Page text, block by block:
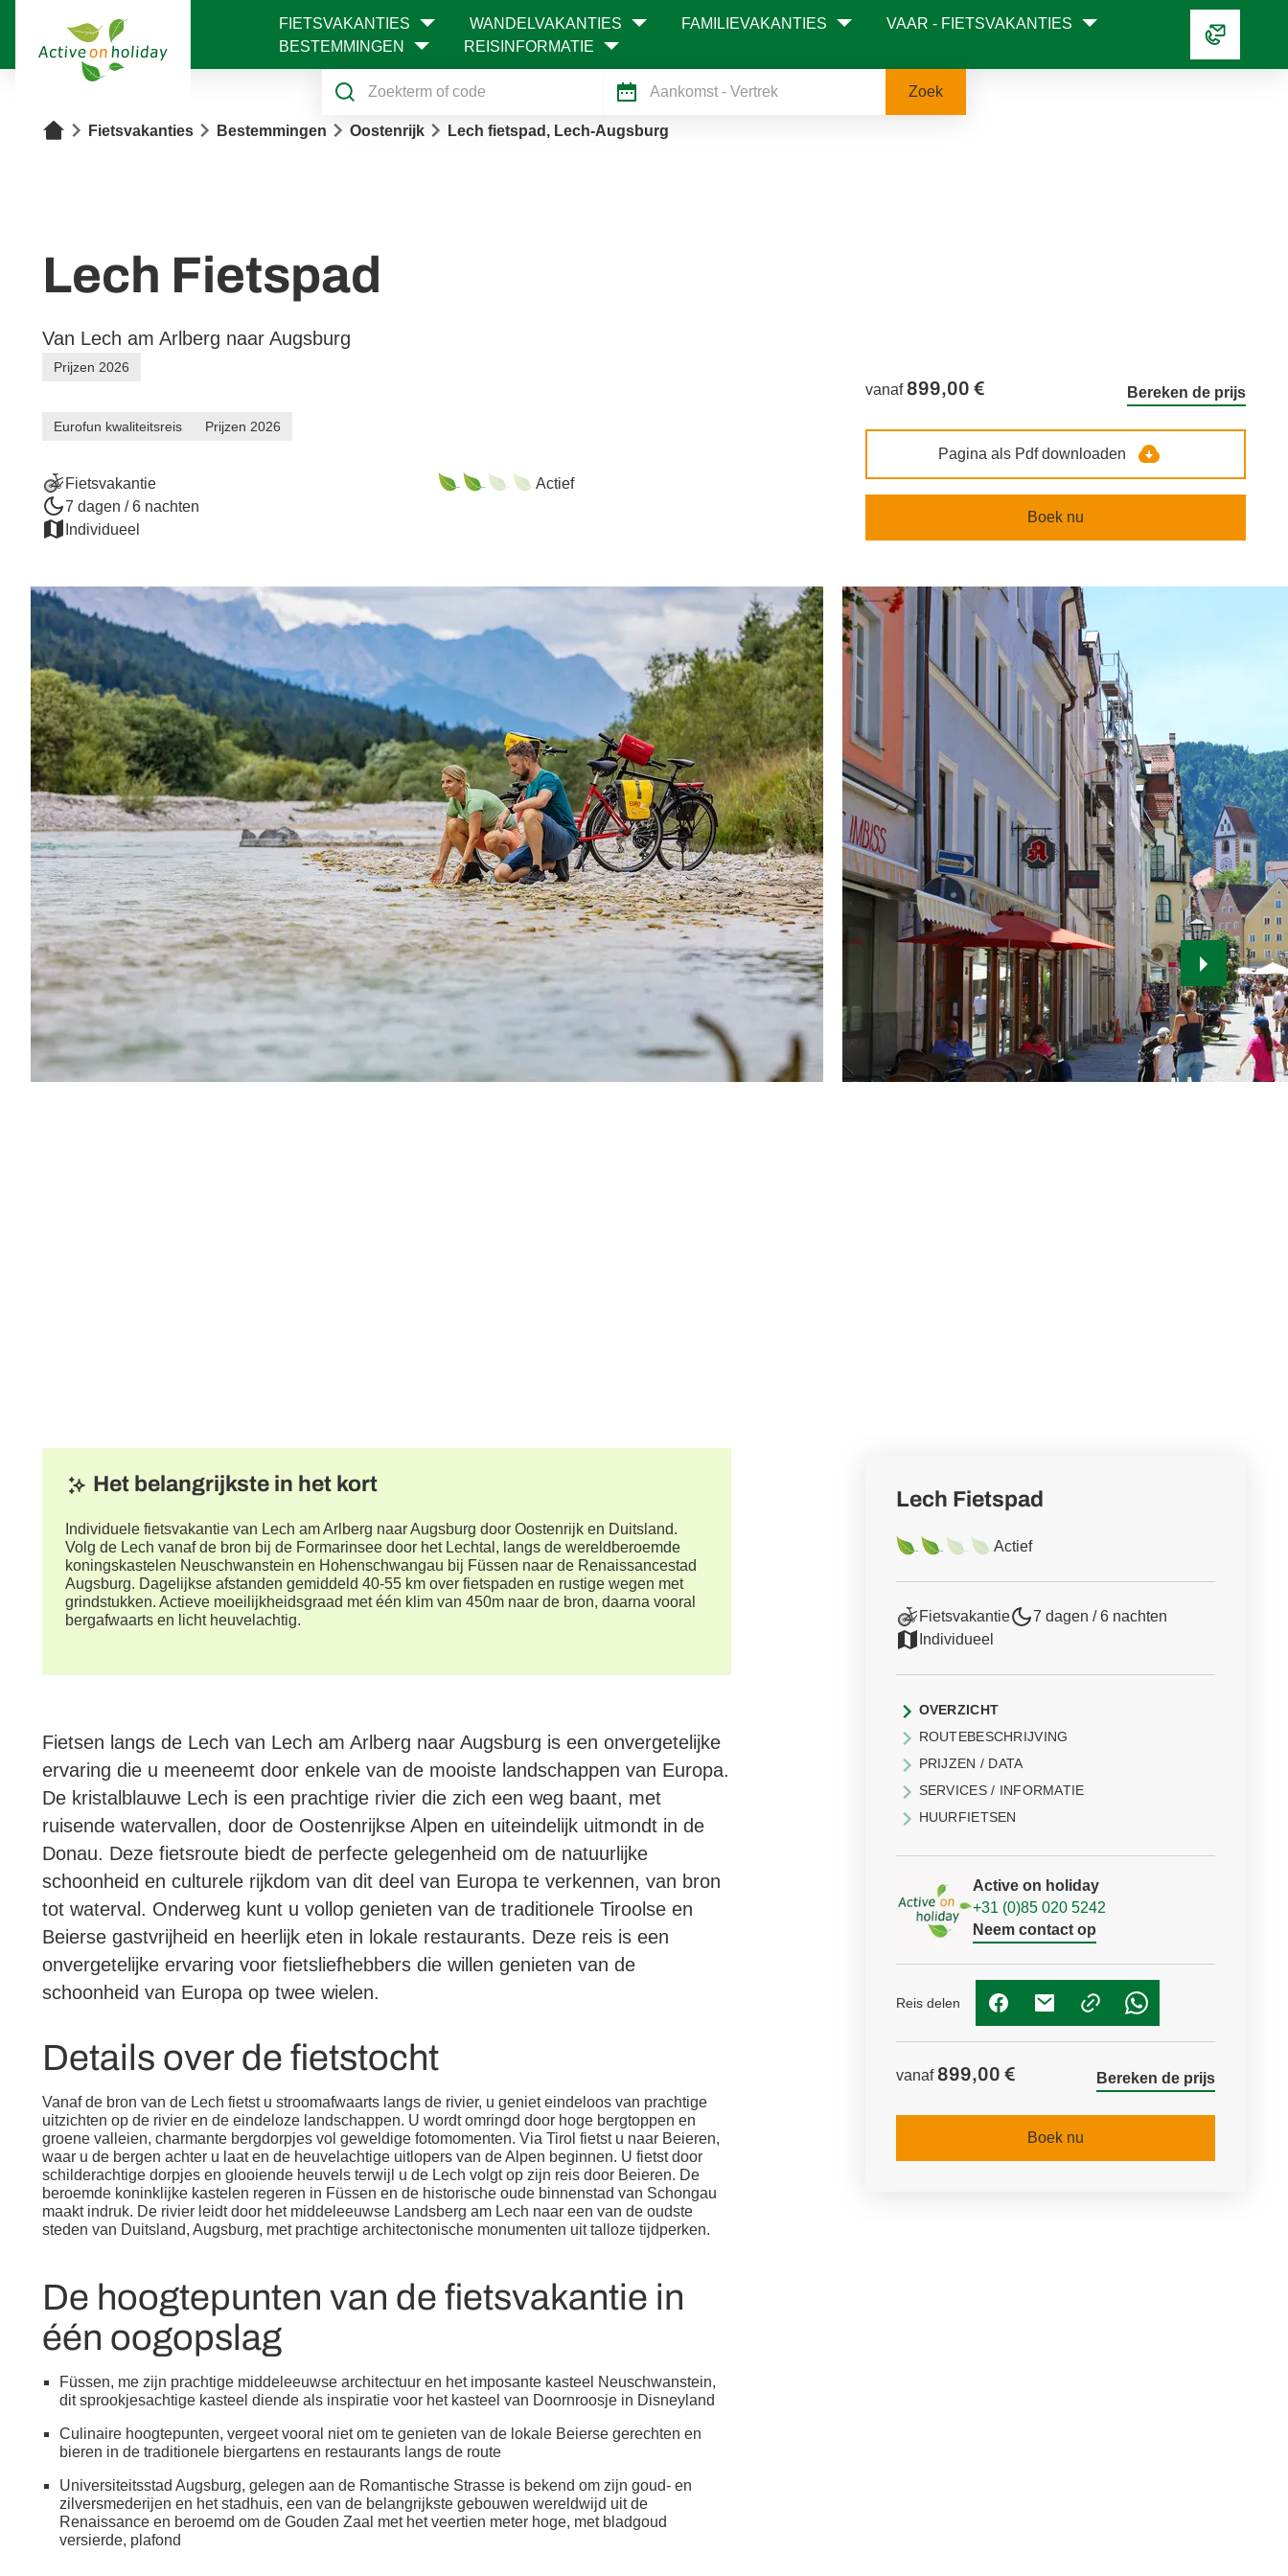
FIETSVAKANTIES WANDELVAKANTIES FAMILIEVAKANTIES
VAAR - FIETSVAKANTIES
BESTEMMINGEN
REISINFORMATIE
Aankomst - Vertrek Zoek
Home Fietsvakanties Bestemmingen Oostenrijk Lech fietspad, Lech-Augsburg
Lech Fietspad
Van Lech am Arlberg naar Augsburg
Prijzen 2026
Fietsvakantie
7 dagen / 6 nachten
Individueel
Eurofun kwaliteitsreis Prijzen 2026
Actief
vanaf 899,00 € Bereken de prijs
Pagina als Pdf downloaden
Boek nu
Het belangrijkste in het kort
Individuele fietsvakantie van Lech am Arlberg naar Augsburg door Oostenrijk en Duitsland.
Volg de Lech vanaf de bron bij de Formarinsee door het Lechtal, langs de wereldberoemde
koningskastelen Neuschwanstein en Hohenschwangau bij Füssen naar de Renaissancestad
Augsburg. Dagelijkse afstanden gemiddeld 40-55 km over fietspaden en rustige wegen met
grindstukken. Actieve moeilijkheidsgraad met één klim van 450m naar de bron, daarna vooral
bergafwaarts en licht heuvelachtig.
Fietsen langs de Lech van Lech am Arlberg naar Augsburg is een onvergetelijke
ervaring die u meeneemt door enkele van de mooiste landschappen van Europa.
De kristalblauwe Lech is een prachtige rivier die zich een weg baant, met
ruisende watervallen, door de Oostenrijkse Alpen en uiteindelijk uitmondt in de
Donau. Deze fietsroute biedt de perfecte gelegenheid om de natuurlijke
schoonheid en culturele rijkdom van dit deel van Europa te verkennen, van bron
tot waterval. Onderweg kunt u vollop genieten van de traditionele Tiroolse en
Beierse gastvrijheid en heerlijk eten in lokale restaurants. Deze reis is een
onvergetelijke ervaring voor fietsliefhebbers die willen genieten van de
schoonheid van Europa op twee wielen.
Details over de fietstocht
Vanaf de bron van de Lech fietst u stroomafwaarts langs de rivier, u geniet eindeloos van prachtige
uitzichten op de rivier en de eindeloze landschappen. U wordt omringd door hoge bergtoppen en
groene valleien, charmante bergdorpjes vol geweldige fotomomenten. Via Tirol fietst u naar Beieren,
waar u de bergen achter u laat en de heuvelachtige uitlopers van de Alpen beginnen. U fietst door
schilderachtige dorpjes en glooiende heuvels terwijl u de Lech volgt op zijn reis door Beieren. De
beroemde koninklijke kastelen regeren in Füssen en de historische oude binnenstad van Schongau
maakt indruk. De rivier leidt door het middeleeuwse Landsberg am Lech naar een van de oudste
steden van Duitsland, Augsburg, met prachtige architectonische monumenten uit talloze tijdperken.
De hoogtepunten van de fietsvakantie in
één oogopslag
Füssen, me zijn prachtige middeleeuwse architectuur en het imposante kasteel Neuschwanstein,
dit sprookjesachtige kasteel diende als inspiratie voor het kasteel van Doornroosje in Disneyland
Culinaire hoogtepunten, vergeet vooral niet om te genieten van de lokale Beierse gerechten en
bieren in de traditionele biergartens en restaurants langs de route
Universiteitsstad Augsburg, gelegen aan de Romantische Strasse is bekend om zijn goud- en
zilversmederijen en het stadhuis, een van de belangrijkste gebouwen wereldwijd uit de
Renaissance en beroemd om de Gouden Zaal met het veertien meter hoge, met bladgoud
versierde, plafond
Lech Fietspad
Actief
Fietsvakantie
7 dagen / 6 nachten
Individueel
OVERZICHT
ROUTEBESCHRIJVING
PRIJZEN / DATA
SERVICES / INFORMATIE
HUURFIETSEN
Active on holiday
+31 (0)85 020 5242
Neem contact op
Reis delen
(Link opent in nieuw tabblad)
(Link opent in nieuw tabblad)
(Link opent in nieuw
vanaf 899,00 € Bereken de prijs
Boek nu